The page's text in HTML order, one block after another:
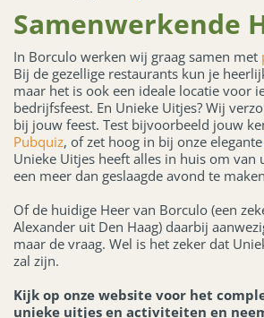
Samenwerkende
In Borculo werken wij graag samen met
Bij de gezellige restaurants kun je
maar het is ook een ideale locatie voor
bedrijfsfeest. En Unieke Uitjes? Wij
bij jouw feest. Test bijvoorbeeld jouw
Pubquiz, of zet hoog in bij onze elegante
Unieke Uitjes heeft alles in huis om van
een meer dan geslaagde avond te
Of de huidige Heer van Borculo (een
Alexander uit Den Haag) daarbij
maar de vraag. Wel is het zeker dat
zal zijn.
Kijk op onze website voor het
unieke uitjes en activiteiten en